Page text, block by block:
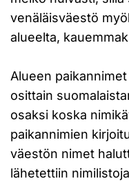
venäläisväestö
alueelta,
Alueen
osittain
osaksi koska
paikannimien
väestön nimet
lähetettiin